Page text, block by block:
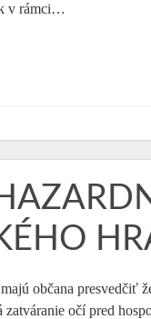
v rámci…
občana presvedčiť
očí pred